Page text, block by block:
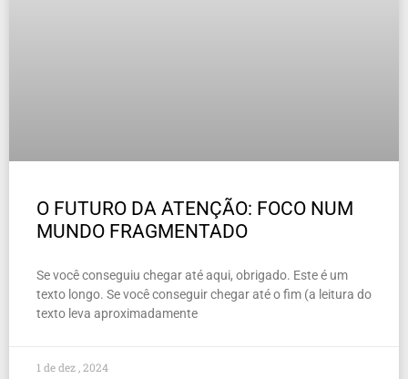
O FUTURO DA ATENÇÃO: FOCO NUM
MUNDO FRAGMENTADO
Se você conseguiu chegar até aqui, obrigado. Este é um
texto longo. Se você conseguir chegar até o fim (a leitura do
texto leva aproximadamente
1 de dez , 2024